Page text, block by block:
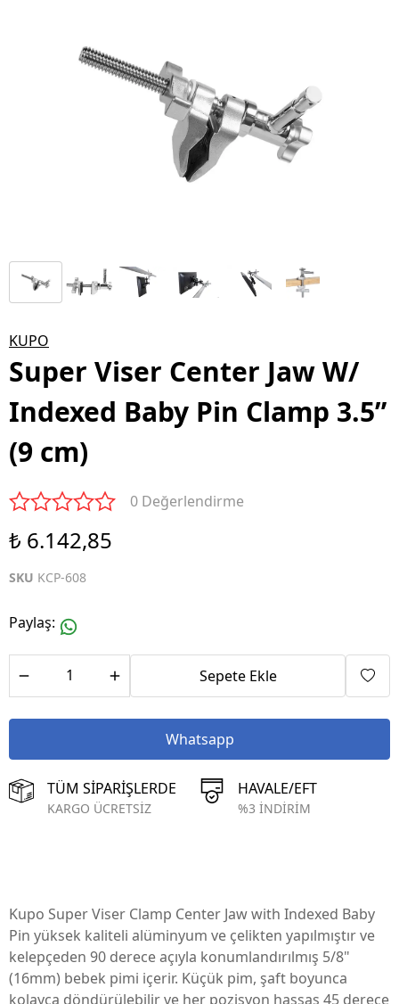
KUPO
Super Viser Center Jaw W/
Indexed Baby Pin Clamp 3.5”
(9 cm)
0 Değerlendirme
₺ 6.142,85
SKU KCP-608
Paylaş:
Sepete Ekle
Whatsapp
TÜM SİPARİŞLERDE
KARGO ÜCRETSİZ
HAVALE/EFT
%3 İNDİRİM
Kupo Super Viser Clamp Center Jaw with Indexed Baby
Pin yüksek kaliteli alüminyum ve çelikten yapılmıştır ve
kelepçeden 90 derece açıyla konumlandırılmış 5/8"
(16mm) bebek pimi içerir. Küçük pim, şaft boyunca
kolayca döndürülebilir ve her pozisyon hassas 45 derece